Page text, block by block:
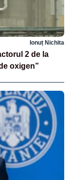
Ionuț Nichita
2 de la
oxigen”